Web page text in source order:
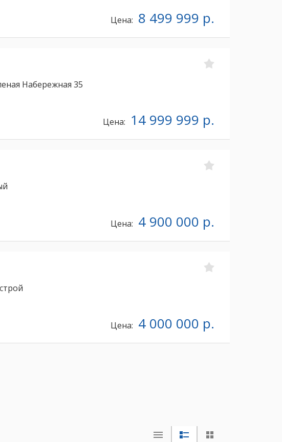
Цена: 8 499 999 р.
Набережная 35
Цена: 14 999 999 р.
Цена: 4 900 000 р.
Цена: 4 000 000 р.